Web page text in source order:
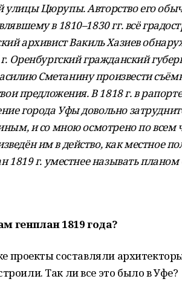
улицы Цюрупы. Авторство его
в 1810–1830 гг. всё
архивист Вакиль Хазиев
Оренбургский гражданский
Сметанину произвести
предложения. В 1818 г. в
города Уфы довольно
и со мною осмотрено по всем
им в действо, как местное
1819 г. уместнее называть
генплан 1819 года?
проекты составляли
Так ли все это было в Уфе?